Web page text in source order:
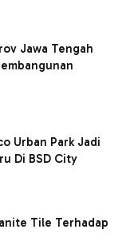
Jawa Tengah
Urban Park Jadi
Di BSD City
Tile Terhadap